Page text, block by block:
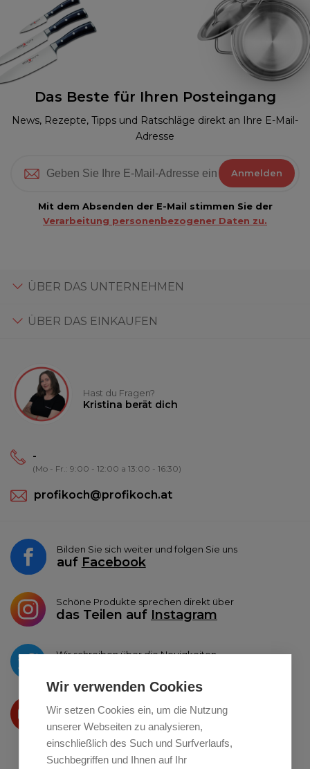
Wir verwenden Cookies
Wir setzen Cookies ein, um die Nutzung
unserer Webseiten zu analysieren,
einschließlich des Such und Surfverlaufs,
Suchbegriffen und Ihnen auf Ihr
Das Beste für Ihren Posteingang
News, Rezepte, Tipps und Ratschläge direkt an Ihre E-Mail-
Adresse
Anmelden
Mit dem Absenden der E-Mail stimmen Sie der
Verarbeitung personenbezogener Daten zu.
ÜBER DAS UNTERNEHMEN
ÜBER DAS EINKAUFEN
Hast du Fragen?
Kristina berät dich
-
(Mo - Fr.: 9:00 - 12:00 a 13:00 - 16:30)
profikoch@profikoch.at
Bilden Sie sich weiter und folgen Sie uns
auf Facebook
Schöne Produkte sprechen direkt über
das Teilen auf Instagram
Wir schreiben über die Neuigkeiten
Wir präsentieren Ihre produkte
Youtube